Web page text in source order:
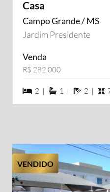
Casa
Campo Grande / MS
Jardim Presidente
Venda
R$ 282.000
2 dormiórios
2 | 1 suítes
1 | 22 |
VENDIDO